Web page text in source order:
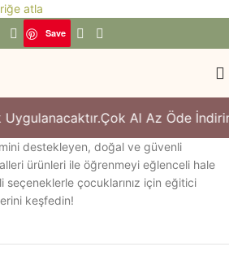
atla
Save
Çok Al Az Öde
destekleyen, doğal ve güvenli
ürünleri ile öğrenmeyi eğlenceli hale
seçeneklerle çocuklarınız için eğitici
keşfedin!